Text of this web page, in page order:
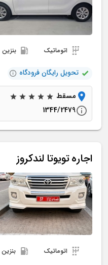
اتوماتیک بنزین
تحویل رایگان فرودگاه
مسقط
1344/2479
اجارهتویوتالندکروز
اتوماتیک بنزین